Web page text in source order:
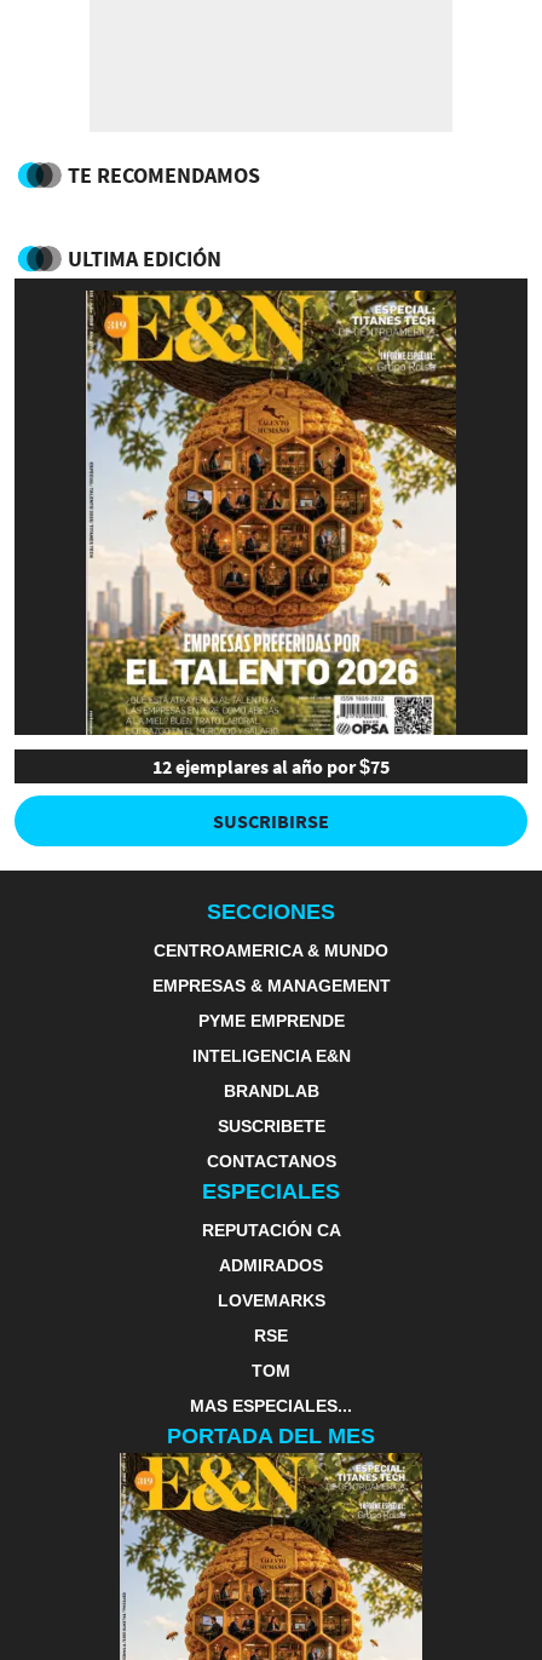
TE RECOMENDAMOS
ULTIMA EDICIÓN
12 ejemplares al año por $75
SUSCRIBIRSE
SECCIONES
CENTROAMERICA & MUNDO
EMPRESAS & MANAGEMENT
PYME EMPRENDE
INTELIGENCIA E&N
BRANDLAB
SUSCRIBETE
CONTACTANOS
ESPECIALES
REPUTACIÓN CA
ADMIRADOS
LOVEMARKS
RSE
TOM
MAS ESPECIALES...
PORTADA DEL MES